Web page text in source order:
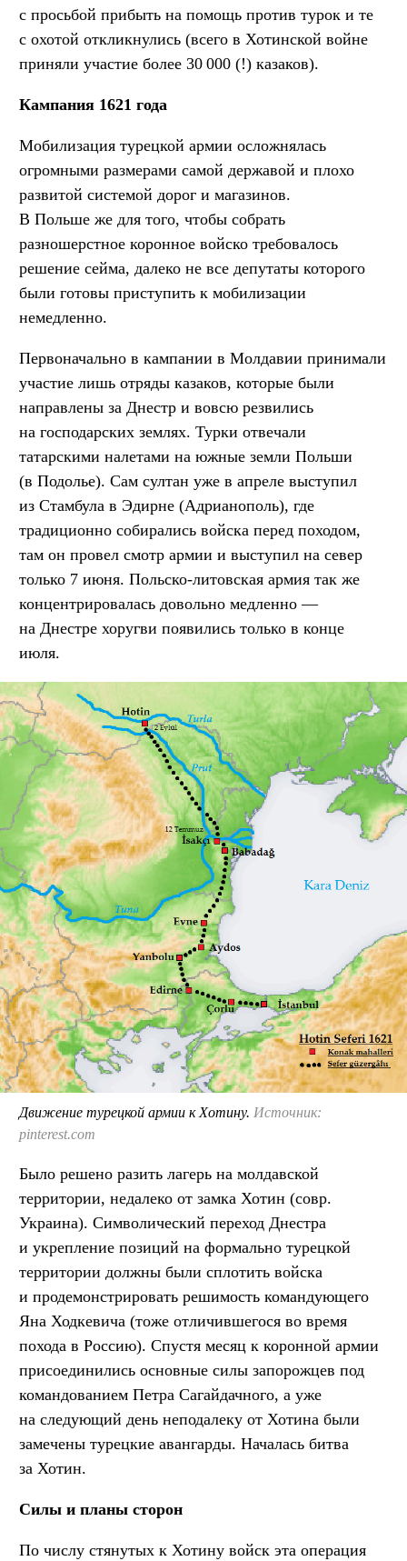
с просьбой прибыть на помощь против турок и те
с охотой откликнулись (всего в Хотинской войне
приняли участие более 30 000 (!) казаков).
Кампания 1621 года
Мобилизация турецкой армии осложнялась
огромными размерами самой державой и плохо
развитой системой дорог и магазинов.
В Польше же для того, чтобы собрать
разношерстное коронное войско требовалось
решение сейма, далеко не все депутаты которого
были готовы приступить к мобилизации
немедленно.
Первоначально в кампании в Молдавии принимали
участие лишь отряды казаков, которые были
направлены за Днестр и вовсю резвились
на господарских землях. Турки отвечали
татарскими налетами на южные земли Польши
(в Подолье). Сам султан уже в апреле выступил
из Стамбула в Эдирне (Адрианополь), где
традиционно собирались войска перед походом,
там он провел смотр армии и выступил на север
только 7 июня. Польско-литовская армия так же
концентрировалась довольно медленно —
на Днестре хоругви появились только в конце
июля.
Движение турецкой армии к Хотину. Источник:
pinterest.com
Было решено разить лагерь на молдавской
территории, недалеко от замка Хотин (совр.
Украина). Символический переход Днестра
и укрепление позиций на формально турецкой
территории должны были сплотить войска
и продемонстрировать решимость командующего
Яна Ходкевича (тоже отличившегося во время
похода в Россию). Спустя месяц к коронной армии
присоединились основные силы запорожцев под
командованием Петра Сагайдачного, а уже
на следующий день неподалеку от Хотина были
замечены турецкие авангарды. Началась битва
за Хотин.
Силы и планы сторон
По числу стянутых к Хотину войск эта операция